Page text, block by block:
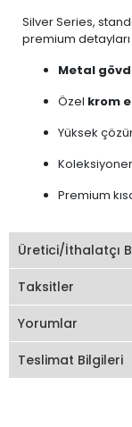
Silver Series,
premium detayları
Metal
Özel krom
Yüksek
Premium
Üretici/İthalatçı
Taksitler
Yorumlar
Teslimat Bilgileri